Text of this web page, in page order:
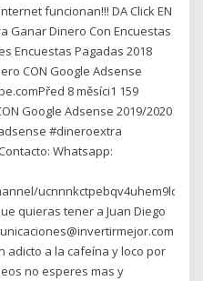
funcionan!!! DA Click EN
Ganar Dinero Con Encuestas
Encuestas Pagadas 2018
CON Google Adsense
8 měsíci1 159
Google Adsense 2019/2020
#dineroextra
Whatsapp:
quieras tener a Juan Diego
adicto a la cafeína y loco por
no esperes mas y